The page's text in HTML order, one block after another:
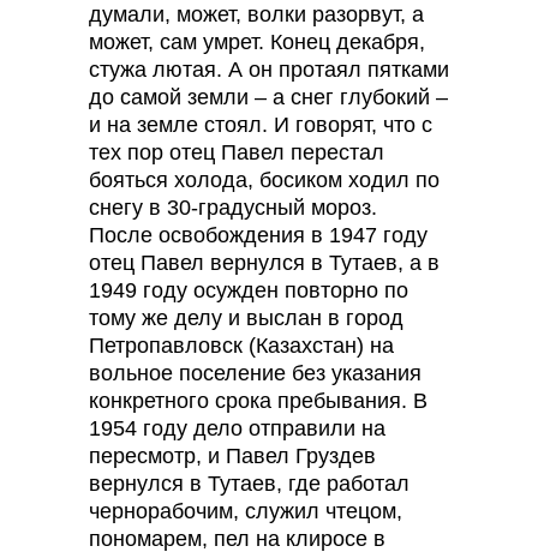
думали, может, волки разорвут, а
может, сам умрет. Конец декабря,
стужа лютая. А он протаял пятками
до самой земли – а снег глубокий –
и на земле стоял. И говорят, что с
тех пор отец Павел перестал
бояться холода, босиком ходил по
снегу в 30-градусный мороз.
После освобождения в 1947 году
отец Павел вернулся в Тутаев, а в
1949 году осужден повторно по
тому же делу и выслан в город
Петропавловск (Казахстан) на
вольное поселение без указания
конкретного срока пребывания. В
1954 году дело отправили на
пересмотр, и Павел Груздев
вернулся в Тутаев, где работал
чернорабочим, служил чтецом,
пономарем, пел на клиросе в